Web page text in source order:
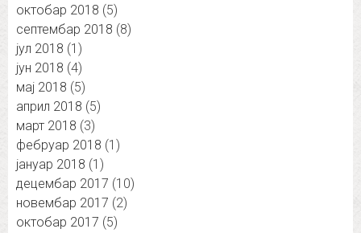
октобар 2018 (5)
септембар 2018 (8)
јул 2018 (1)
јун 2018 (4)
мај 2018 (5)
април 2018 (5)
март 2018 (3)
фебруар 2018 (1)
јануар 2018 (1)
децембар 2017 (10)
новембар 2017 (2)
октобар 2017 (5)